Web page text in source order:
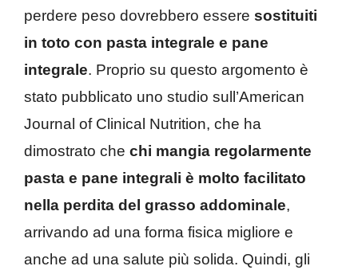
perdere peso dovrebbero essere sostituiti
in toto con pasta integrale e pane
integrale. Proprio su questo argomento è
stato pubblicato uno studio sull’American
Journal of Clinical Nutrition, che ha
dimostrato che chi mangia regolarmente
pasta e pane integrali è molto facilitato
nella perdita del grasso addominale,
arrivando ad una forma fisica migliore e
anche ad una salute più solida. Quindi, gli